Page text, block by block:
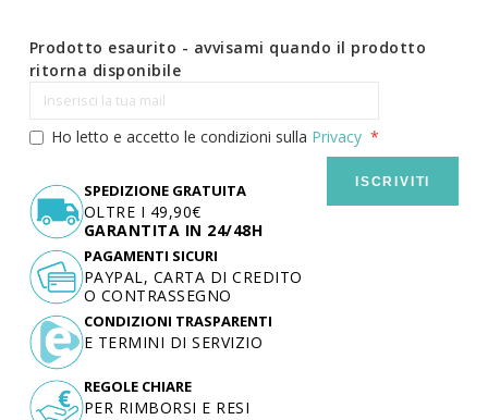
Prodotto esaurito - avvisami quando il prodotto
ritorna disponibile
Ho letto e accetto le condizioni sulla Privacy
ISCRIVITI
SPEDIZIONE GRATUITA
OLTRE I 49,90€
GARANTITA IN 24/48H
PAGAMENTI SICURI
PAYPAL, CARTA DI CREDITO
O CONTRASSEGNO
CONDIZIONI TRASPARENTI
E TERMINI DI SERVIZIO
REGOLE CHIARE
PER RIMBORSI E RESI